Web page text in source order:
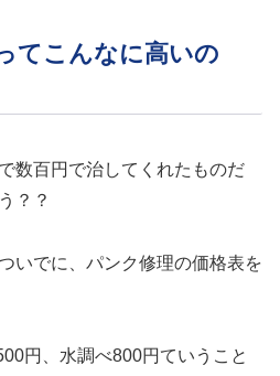
てこんなに高いの
数百円で治してくれたものだ
？？
いでに、パンク修理の価格表を
円、水調べ800円ていうこと